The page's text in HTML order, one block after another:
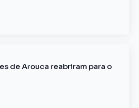
de Arouca reabriram para o